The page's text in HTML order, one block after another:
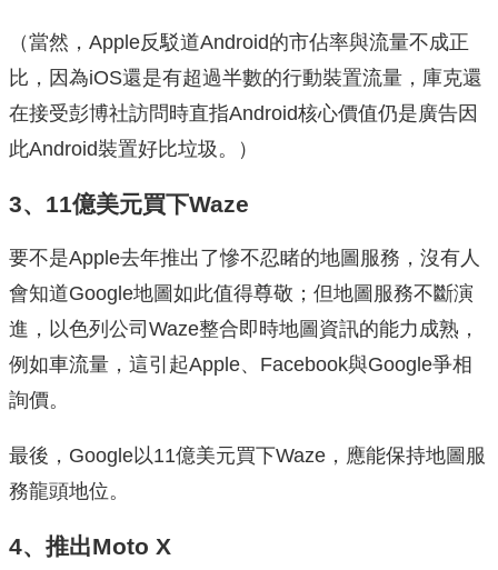
（當然，Apple反駁道Android的市佔率與流量不成正
比，因為iOS還是有超過半數的行動裝置流量，庫克還
在接受彭博社訪問時直指Android核心價值仍是廣告因
此Android裝置好比垃圾。）
3、11億美元買下Waze
要不是Apple去年推出了慘不忍睹的地圖服務，沒有人
會知道Google地圖如此值得尊敬；但地圖服務不斷演
進，以色列公司Waze整合即時地圖資訊的能力成熟，
例如車流量，這引起Apple、Facebook與Google爭相
詢價。
最後，Google以11億美元買下Waze，應能保持地圖服
務龍頭地位。
4、推出Moto X